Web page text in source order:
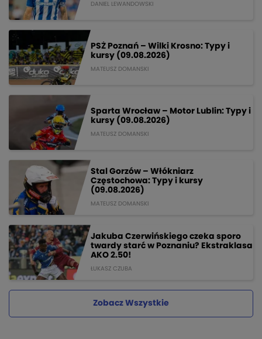
DANIEL LEWANDOWSKI
PSŻ Poznań – Wilki Krosno: Typy i
kursy (09.08.2026)
MATEUSZ DOMANSKI
Sparta Wrocław – Motor Lublin: Typy i
kursy (09.08.2026)
MATEUSZ DOMANSKI
Stal Gorzów – Włókniarz
Częstochowa: Typy i kursy
(09.08.2026)
MATEUSZ DOMANSKI
Jakuba Czerwińskiego czeka sporo
twardy starć w Poznaniu? Ekstraklasa
AKO 2.50!
ŁUKASZ CZUBA
Zobacz Wszystkie